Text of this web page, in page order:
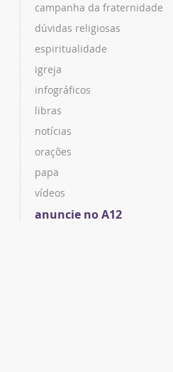
campanha da fraternidade
dúvidas religiosas
espiritualidade
igreja
infográficos
libras
notícias
orações
papa
vídeos
anuncie no A12